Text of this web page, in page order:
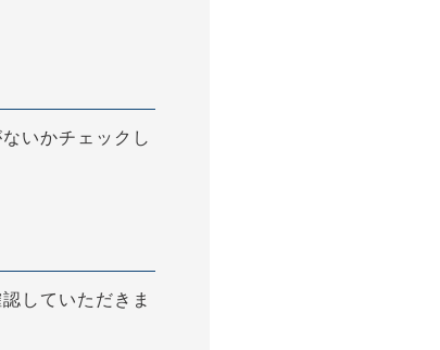
いかチェックし
していただきま